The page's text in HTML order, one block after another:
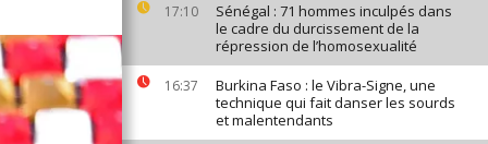
17:10
Sénégal : 71 hommes inculpés dans
le cadre du durcissement de la
répression de l’homosexualité
16:37
Burkina Faso : le Vibra-Signe, une
technique qui fait danser les sourds
et malentendants